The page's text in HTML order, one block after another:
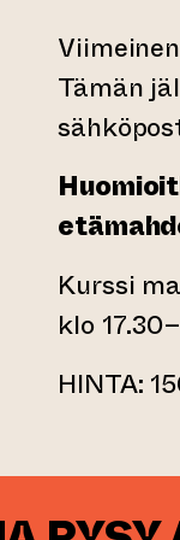
Tämän
Kurssi
klo
HINTA: